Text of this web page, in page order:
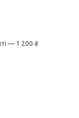
— 1 200 ₴